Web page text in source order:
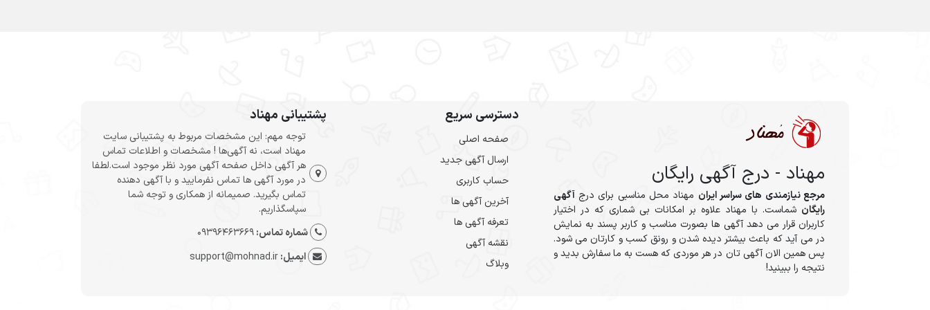
مهناد - درج آگهی رایگان
مرجع نیازمندی های سراسر ایران مهناد محل مناسبی برای درجآگهی
رایگان شماست. با مهناد علاوه بر امکانات بی شماری که در اختیار
کاربران قرار می دهد آگهی ها بصورت مناسب و کاربر پسند به نمایش
در می آید که باعث بیشتر دیده شدن و رونق کسب و کارتان می شود.
پس همین الان آگهی تان در هر موردی که هست به ما سفارش بدید و
نتیجه را ببینید!
دسترسی سریع
صفحه اصلی
ارسال‌ آگهی جدید
حساب کاربری
آخرین آگهی ها
تعرفه آگهی ها
نقشه آگهی
وبلاگ
پشتیبانی مهناد
توجه مهم: این مشخصات مربوط به پشتیبانی سایت
مهناد است، نه آگهی‌ها ! مشخصات و اطلاعات تماس
هر آگهی داخل صفحه آگهی مورد نظر موجود است.لطفا
در مورد آگهی ها تماس نفرمایید و با آگهی دهنده
تماس بگیرید. صمیمانه از همکاری و توجه شما
سپاسگذاریم.
شماره تماس:09396463669
ایمیل:support@mohnad.ir